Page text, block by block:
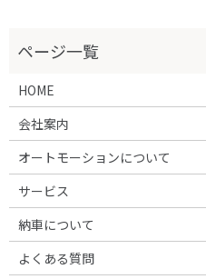
HOME
会社案内
オートモーションについて
サービス
納車について
よくある質問